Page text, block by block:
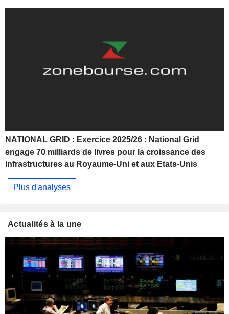
NATIONAL GRID : Exercice 2025/26 : National Grid
engage 70 milliards de livres pour la croissance des
infrastructures au Royaume-Uni et aux Etats-Unis
Plus d'analyses
Actualités à la une